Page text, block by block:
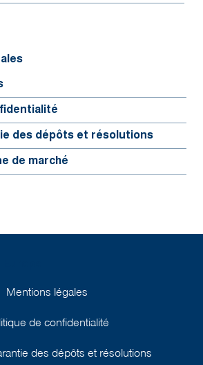
Mentions légales
de confidentialité
des dépôts et résolutions
des dépôts et résolutions
de marché